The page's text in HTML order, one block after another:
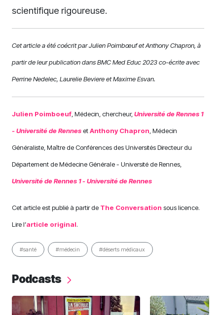
scientifique rigoureuse.
Cet article a été coécrit par Julien Poimbœuf et Anthony Chapron, à
partir de leur publication dans BMC Med Educ 2023 co-écrite avec
Perrine Nedelec, Laurelie Beviere et Maxime Esvan.
Julien Poimboeuf , Médecin, chercheur, Université de Rennes 1
- Université de RennesetAnthony Chapron , Médecin
Généraliste, Maître de Conférences des Universités Directeur du
Département de Médecine Générale - Université de Rennes,
Université de Rennes 1 - Université de Rennes
Cet article est publié à partir de The Conversation sous licence.
Lire l’article original.
#santé #médecin #déserts médicaux
Podcasts